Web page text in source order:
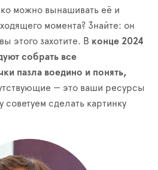
можно вынашивать её и
момента? Знайте: он
этого захотите. В конце 2024
собрать все
пазла воедино и понять,
— это ваши ресурсы
советуем сделать картинку